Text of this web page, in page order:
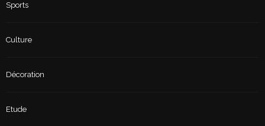
Sports
Culture
Décoration
Etude